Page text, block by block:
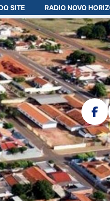
SITE RADIO NOVO